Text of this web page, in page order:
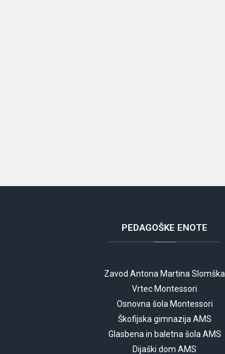
PEDAGOŠKE ENOTE
Zavod Antona Martina Slomška
Vrtec Montessori
Osnovna šola Montessori
Škofijska gimnazija AMS
Glasbena in baletna šola AMS
Dijaški dom AMS